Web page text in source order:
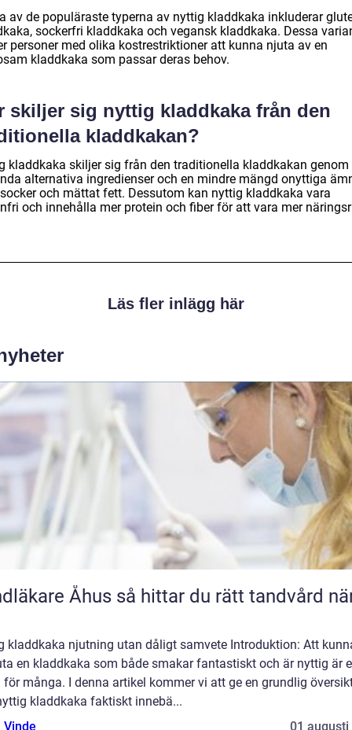
av de populäraste typerna av nyttig kladdkaka inkluderar
sockerfri kladdkaka och vegansk kladdkaka. Dessa
personer med olika kostrestriktioner att kunna njuta av en
kladdkaka som passar deras behov.
skiljer sig nyttig kladdkaka från den
kladdkakan?
kladdkaka skiljer sig från den traditionella kladdkakan genom
alternativa ingredienser och en mindre mängd onyttiga
och mättat fett. Dessutom kan nyttig kladdkaka vara
och innehålla mer protein och fiber för att vara mer
Läs fler inlägg här
Åhus så hittar du rätt tandvård nära
kladdkaka njutning utan dåligt samvete Introduktion: Att
en kladdkaka som både smakar fantastiskt och är nyttig är
för många. I denna artikel kommer vi att ge en grundlig
kladdkaka faktiskt innebä...
Vinde
01 augusti